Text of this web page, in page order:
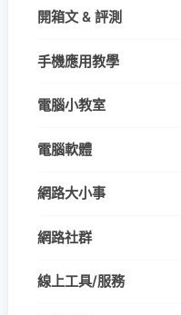
開箱文 & 評測
手機應用教學
電腦小教室
電腦軟體
網路大小事
網路社群
線上工具/服務